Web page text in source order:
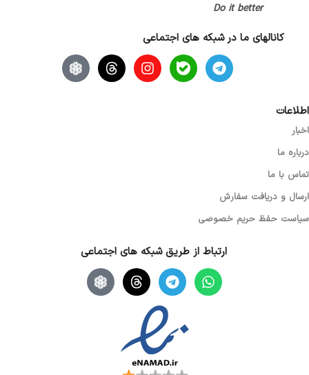
Do it better
کانالهای ما در شبکه های اجتماعی
اطلاعات
اخبار
درباره ما
تماس با ما
ارسال و دریافت سفارش
سیاست حفظ حریم خصوصی
ارتباط از طریق شبکه های اجتماعی